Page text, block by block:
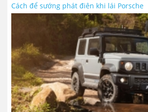
Cách để sướng phát điên khi lái Porsche